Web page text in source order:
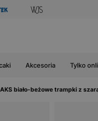
Akcesoria Tylko
biało-beżowe trampki z